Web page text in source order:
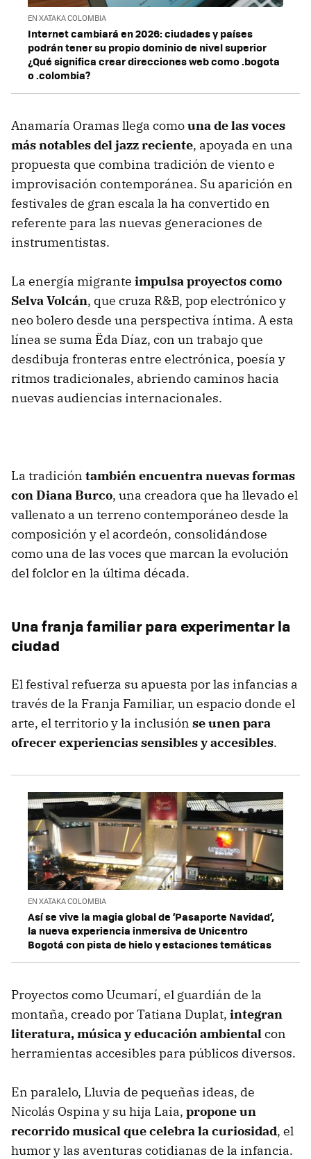
EN XATAKA COLOMBIA
Internet cambiará en 2026: ciudades y países
podrán tener su propio dominio de nivel superior
¿Qué significa crear direcciones web como .bogota
o .colombia?
Anamaría Oramas llega comouna de las voces
más notables del jazz reciente, apoyada en una
propuesta que combina tradición de viento e
improvisación contemporánea. Su aparición en
festivales de gran escala la ha convertido en
referente para las nuevas generaciones de
instrumentistas.
La energía migrante impulsa proyectos como
Selva Volcán, que cruza R&B, pop electrónico y
neo bolero desde una perspectiva íntima. A esta
línea se suma Ëda Díaz, con un trabajo que
desdibuja fronteras entre electrónica, poesía y
ritmos tradicionales, abriendo caminos hacia
nuevas audiencias internacionales.
La tradición también encuentra nuevas formas
conDiana Burco, una creadora que ha llevado el
vallenato a un terreno contemporáneo desde la
composición y el acordeón, consolidándose
como una de las voces que marcan la evolución
del folclor en la última década.
Una franja familiar para experimentar la
ciudad
El festival refuerza su apuesta por las infancias a
través de la Franja Familiar, un espacio donde el
arte, el territorio y la inclusión se unen para
ofrecer experiencias sensibles y accesibles.
EN XATAKA COLOMBIA
Así se vive la magia global de ‘Pasaporte Navidad’,
la nueva experiencia inmersiva de Unicentro
Bogotá con pista de hielo y estaciones temáticas
Proyectos como Ucumarí, el guardián de la
montaña, creado por Tatiana Duplat, integran
literatura, música y educación ambientalcon
herramientas accesibles para públicos diversos.
En paralelo, Lluvia de pequeñas ideas, de
Nicolás Ospina y su hija Laia, propone un
recorrido musical que celebra la curiosidad, el
humor y las aventuras cotidianas de la infancia.